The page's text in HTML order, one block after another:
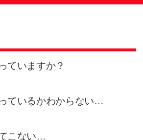
ン
英会話体験
Conversation